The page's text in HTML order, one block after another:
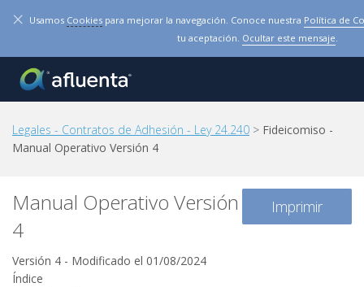
× Usamos Cookiespara mejorar la navegación. Conoce nuestra Política de
tu aceptación. Ocultar este mensaje.
Legales - Contratos de Adhesión - Ley 24.240 > Fideicomiso -
Manual Operativo Versión 4
Imprimir
Manual Operativo Versión
4
Versión 4 - Modificado el 01/08/2024
Índice